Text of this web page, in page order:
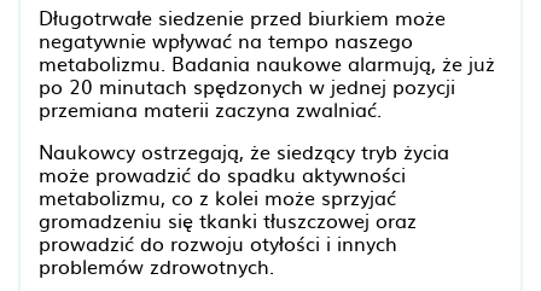
Długotrwałe siedzenie przed biurkiem może
negatywnie wpływać na tempo naszego
metabolizmu. Badania naukowe alarmują, że już
po 20 minutach spędzonych w jednej pozycji
przemiana materii zaczyna zwalniać.
Naukowcy ostrzegają, że siedzący tryb życia
może prowadzić do spadku aktywności
metabolizmu, co z kolei może sprzyjać
gromadzeniu się tkanki tłuszczowej oraz
prowadzić do rozwoju otyłości i innych
problemów zdrowotnych.